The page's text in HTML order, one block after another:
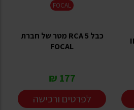
FOCAL
כבל RCA 5 מטר של חברת
FOCAL
177 ₪
לפרטים ורכישה